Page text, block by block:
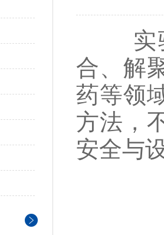
实验
合、解
药等领
方法，
安全与